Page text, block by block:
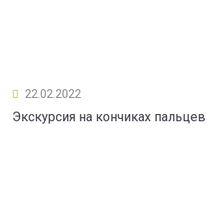
22.02.2022
Экскурсия на кончиках пальцев